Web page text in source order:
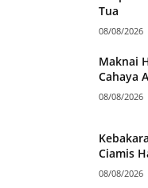
Tua
08/08/2026
Maknai
Cahaya
08/08/2026
Ciamis
08/08/2026